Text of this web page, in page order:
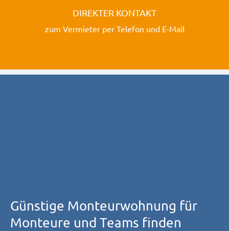
DIREKTER KONTAKT
zum Vermieter per Telefon und E-Mail
Günstige Monteurwohnung für
Monteure und Teams finden